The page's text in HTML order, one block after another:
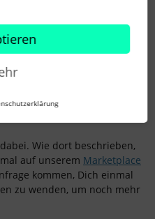
mal, hoffe natürlich
der Community.
Wie dort beschrieben,
auf unserem Marketplace
kommen, Dich einmal
zu wenden, um noch mehr